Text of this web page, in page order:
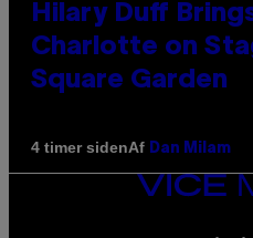
Hilary Duff
Charlotte on
Square Garden
4 timer sidenAf Dan Milam
VICE
MEDIA